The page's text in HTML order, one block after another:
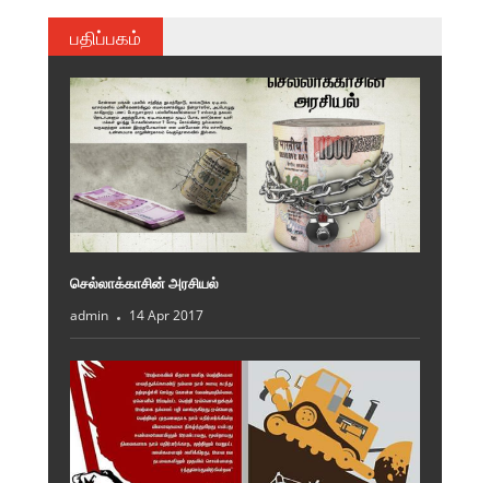
பதிப்பகம்
செல்லாக்காசின் அரசியல்
admin 14 Apr 2017